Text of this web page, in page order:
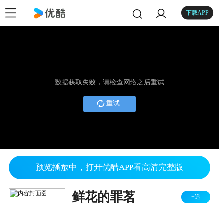
下载APP
数据获取失败，请检查网络之后重试
重试
预览播放中，打开优酷APP看高清完整版
鲜花的罪茗 +追